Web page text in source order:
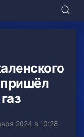
пришёл
2024 в 10:28